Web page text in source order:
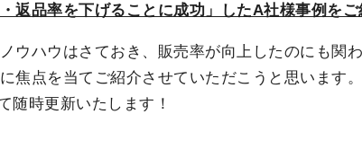
返品率を下げることに成功」したA社様事例をご
ウハウはさておき、販売率が向上したのにも関わ
焦点を当てご紹介させていただこうと思います。
随時更新いたします！